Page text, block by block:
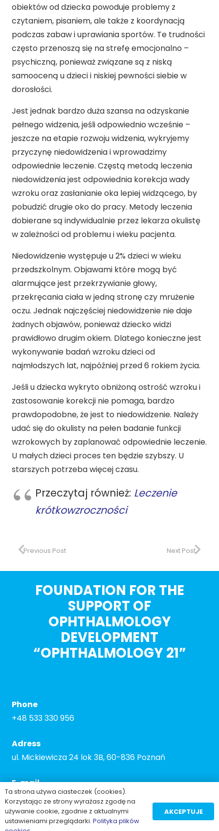
obiektów od dziecka powoduje problemy z
czytaniem, pisaniem, ale także z koordynacją
podczas zabaw i uprawiania sportów. Te trudności
często przenoszą się na strefę emocjonalno –
psychiczną, ponieważ związane są z niską
samooceną u dzieci i niskiej pewności siebie w
dorosłości.
Jest jednak bardzo duża szansa na odzyskanie
pełnego widzenia, jeśli odpowiednio wcześnie –
jeszcze na etapie rozwoju widzenia, wykryjemy
przyczynę niedowidzenia i wprowadzimy
odpowiednie leczenie. Częstą metodą leczenia
niedowidzenia jest odpowiednia korekcja wady
wzroku oraz zasłanianie oka lepiej widzącego, by
pobudzić drugie oko do pracy. Metody leczenia
dobierane są indywidualnie przez lekarza okulistę
w zależności od problemu i wieku pacjenta.
Niedowidzenie występuje u 2% dzieci w wieku
przedszkolnym. Objawami które mogą być
alarmujące jest przekrzywianie głowy,
przekręcania ciała w jedną stronę czy mrużenie
oczu. Jednak najczęściej niedowidzenie nie daje
żadnych objawów, ponieważ dziecko widzi
prawidłowo drugim okiem. Dlatego konieczne jest
wykonywanie badań wzroku dzieci od
najmłodszych lat, najpóźniej przed 6 rokiem życia.
Jeśli u dziecka wykryto obniżoną ostrość wzroku i
zastosowanie korekcji nie pomaga, bardzo
prawdopodobne, że jest to niedowidzenie. Należy
udać się do okulisty na pełen badanie funkcji
wzrokowych by zaplanować odpowiednie leczenie.
U małych dzieci proces ten będzie szybszy. U
starszych potrzeba więcej czasu.
Przeczytaj również: Leczenie
krótkowzroczności
Previous Post Next Post
FOUNDATION FOR THE
SUPPORT OF
OPHTHALMOLOGY
DEVELOPMENT
“OPHTHALMOLOGY 21”
Phone
+48 533 330 956
Adress
ul. Mickiewicza 24 lok 3B, 60-836 Poznań
E-mail
contact@myopianetwork.eu
2025 Gogler
Ta strona używa ciasteczek (cookies).
Korzystając ze strony wyrażasz zgodę na
używanie cookie, zgodnie z aktualnymi
ustawieniami przeglądarki. Polityka plików
AKCEPTUJE